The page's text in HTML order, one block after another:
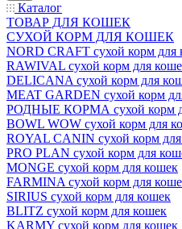
Каталог
ТОВАР ДЛЯ КОШЕК
СУХОЙ КОРМ ДЛЯ КОШЕК
NORD CRAFT сухой корм для
RAWIVAL сухой корм для
DELICANA сухой корм для
MEAT GARDEN сухой корм
РОДНЫЕ КОРМА сухой корм
BOWL WOW сухой корм для
ROYAL CANIN сухой корм
PRO PLAN сухой корм для
MONGE сухой корм для кошек
FARMINA сухой корм для
SIRIUS сухой корм для кошек
BLITZ сухой корм для кошек
KARMY сухой корм для кошек